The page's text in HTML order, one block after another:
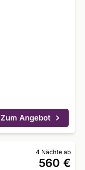
Zum Angebot
4 Nächte ab
560 €